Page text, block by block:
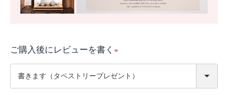
ご購入後にレビューを書く
(